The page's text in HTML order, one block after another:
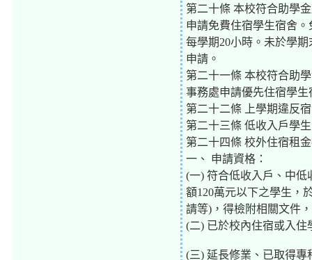
第二十條 本校符合助學
申請免費住宿學生宿舍
每學期20小時。未於學
申請。
第二十一條 本校符合助
事務處申請優先住宿學生
第二十二條 上學期違反
第二十三條 低收入戶學
第二十四條 校外住宿租
一、 申請資格：
(一) 符合低收入戶、中
額120萬元以下之學生，
請等)，得檢附相關文件
(二) 已於校內住宿或入
(三) 延長修業、已取得